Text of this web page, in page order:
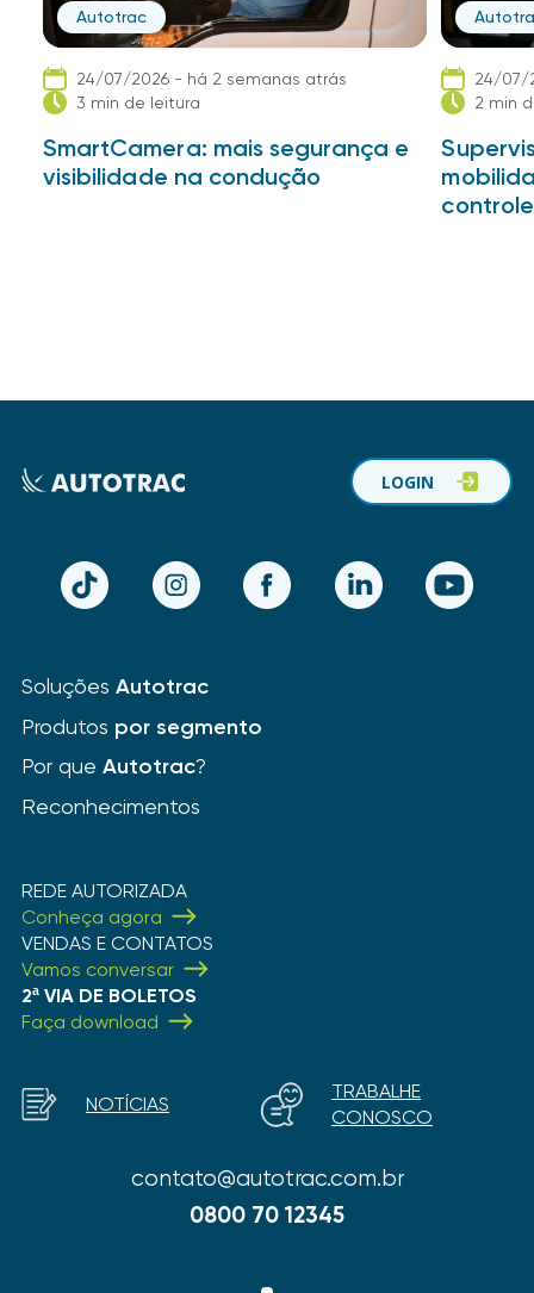
Autotrac
24/07/2026 - há 2 semanas atrás
3 min de leitura
SmartCamera: mais segurança e
visibilidade na condução
24/07/
2 min
TikTok Instagram Facebook LinkedIn YouTube
LOGIN
Soluções Autotrac
Produtos por segmento
Por que Autotrac?
Reconhecimentos
REDE AUTORIZADA
Conheça agora
VENDAS E CONTATOS
Vamos conversar
2ª VIA DE BOLETOS
Faça download
contato@autotrac.com.br
0800 70 12345
NOTÍCIAS
TRABALHE
CONOSCO